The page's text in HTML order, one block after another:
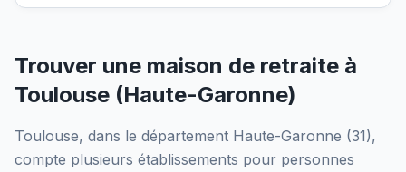
Trouver une maison de retraite à
Toulouse (Haute-Garonne)
Toulouse, dans le département Haute-Garonne (31),
compte plusieurs établissements pour personnes